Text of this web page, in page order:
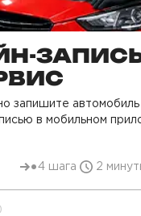
запишите автомобиль
в мобильном
4 шага 2